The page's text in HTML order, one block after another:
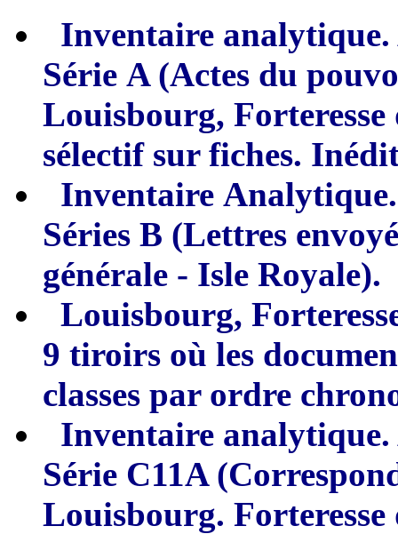
Inventaire analytique.
Série A (Actes du
Louisbourg,
sélectif sur fiches.
Inventaire Analytiq
Séries B (Lettres
générale - Isle Royale).
Louisbourg,
9 tiroirs où les
classes par ordre
Inventaire analytique.
Série C11A
Louisbourg.